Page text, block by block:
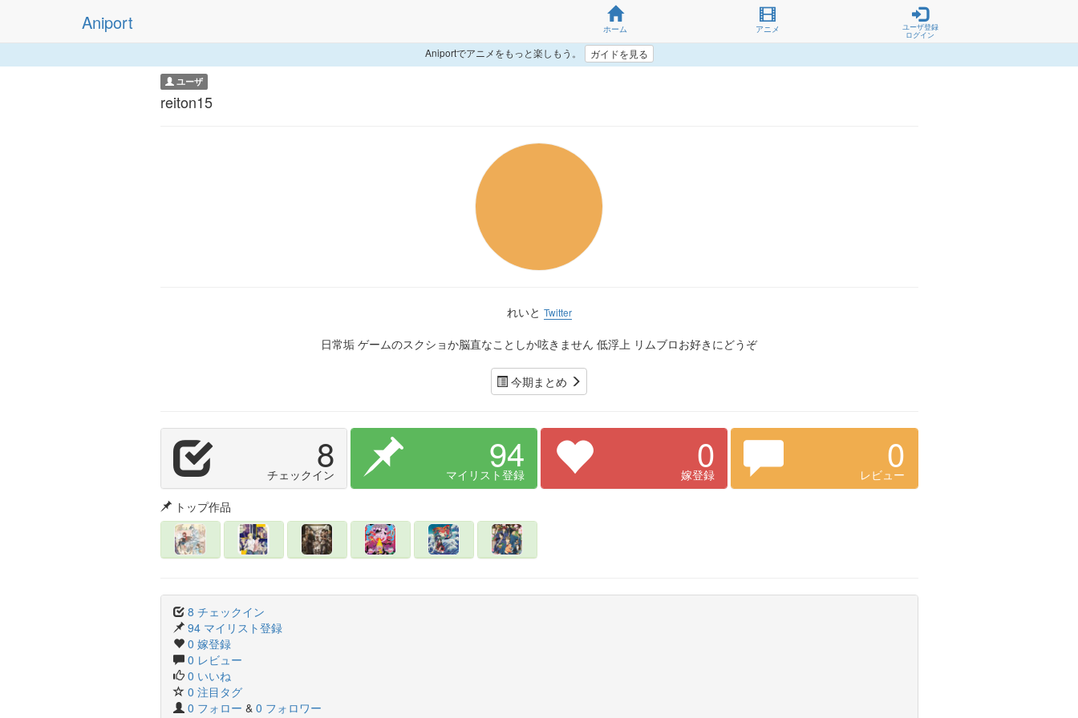
Aniport ホーム アニメ
ユーザ登録
ログイン
Aniportでアニメをもっと楽しもう。 ガイドを見る
ユーザ
reiton15
れいと Twitter
日常垢 ゲームのスクショか脳直なことしか呟きません 低浮上 リムブロお好きにどうぞ
今期まとめ
8
チェックイン 94
マイリスト登録 0
嫁登録 0
レビュー
トップ作品
8 チェックイン
94 マイリスト登録
0 嫁登録
0 レビュー
0 いいね
0 注目タグ
0 フォロー & 0 フォロワー